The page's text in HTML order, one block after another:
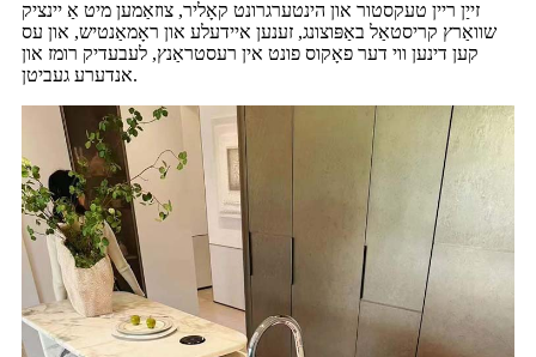
זייַן ריין טעקסטור און הינטערגרונט קאָליר, צוזאַמען מיט אַ יינציק
שוואַרץ קריסטאַל באַפּוצונג, זענען איידעלע און ראָמאַנטיש, און עס
קען דינען ווי דער פאָקוס פונט אין רעסטראַנץ, לעבעדיק רומז און
אנדערע געביטן.